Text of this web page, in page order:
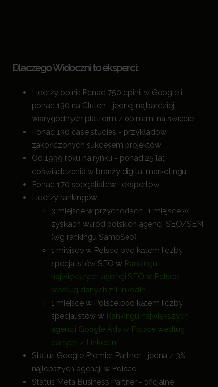
Dlaczego Widoczni to eksperci:
Liderzy opinii: Ponad 750 opinii w Google i
ponad 130 na Clutch - jednej najbardziej
wiarygodnych platform z opiniami na świecie
Ponad 130 case studies - przykładów
zakończonych sukcesem projektów
Od 1999 roku na rynku - ponad 25 lat
doświadczenia w branży digital marketingu
Ponad 170 specjalistów i ekspertów
Liderzy rankingów:
3 miejsce w przychodach i 1 miejsce w
zyskach wśród polskich agencji SEO/SEM
(wg rankingu SamoSeo)
1 miejsce w Polsce pod kątem liczby
specjalistów SEO w Rankingu
największych agencji SEO w Polsce
według danych z LinkedIn
1 miejsce w Polsce pod kątem liczby
specjalistów w Rankingu największych
agencji Google Ads w Polsce według
danych z LinkedIn
Status Google Premier Partner - jedna z 3%
najlepszych agencji w Polsce.
Status Meta Business Partner - oficjalne